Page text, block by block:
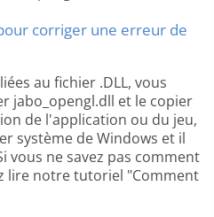
corriger une erreur de
au fichier .DLL, vous
jabo_opengl.dll et le copier
de l'application ou du jeu,
système de Windows et il
vous ne savez pas comment
lire notre tutoriel "Comment